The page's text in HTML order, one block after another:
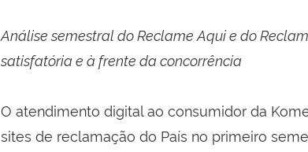
Análise semestral do Reclame Aqui e do
satisfatória e à frente da concorrência
O atendimento digital ao consumidor da
sites de reclamação do País no primeiro